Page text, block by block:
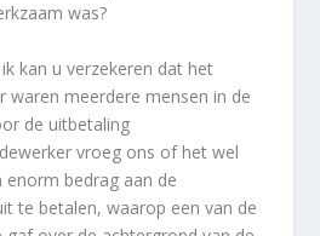
was?
kan u verzekeren dat het
waren meerdere mensen in de
de uitbetaling
vroeg ons of het wel
enorm bedrag aan de
te betalen, waarop een van de